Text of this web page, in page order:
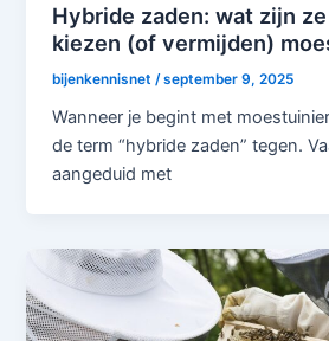
Hybride zaden: wat zijn
kiezen (of vermijden)
bijenkennisnet /september 9, 2025
Wanneer je begint met
de term “hybride zaden” tegen.
aangeduid met